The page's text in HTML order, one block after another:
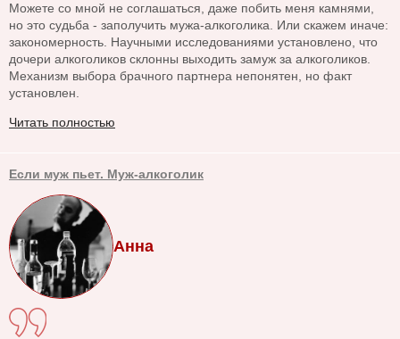
Можете со мной не соглашаться, даже побить меня камнями,
но это судьба - заполучить мужа-алкоголика. Или скажем иначе:
закономерность. Научными исследованиями установлено, что
дочери алкоголиков склонны выходить замуж за алкоголиков.
Механизм выбора брачного партнера непонятен, но факт
установлен.
Читать полностью
Если муж пьет. Муж-алкоголик
Анна